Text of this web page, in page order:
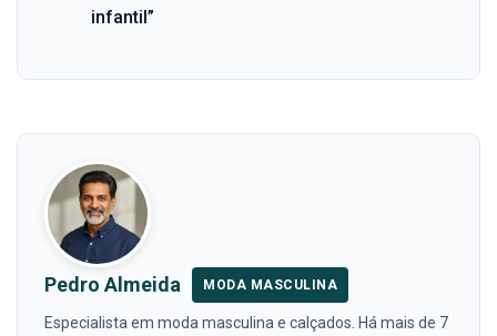
infantil”
Pedro Almeida MODA MASCULINA
Especialista em moda masculina e calçados. Há mais de 7